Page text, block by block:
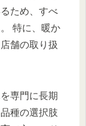
ため、すべ
特に、暖か
舗の取り扱
専門に長期
種の選択肢